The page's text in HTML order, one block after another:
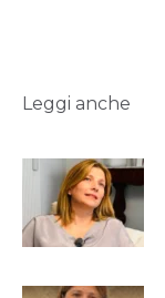
Leggi anche